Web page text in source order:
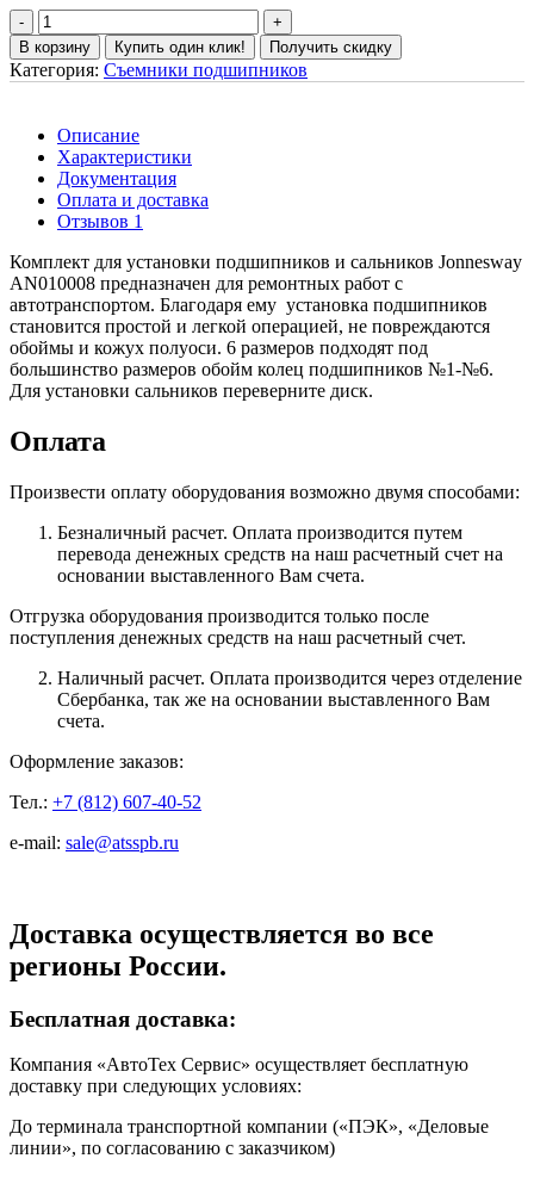
В корзину Купить один клик! Получить скидку
Категория: Съемники подшипников
Описание
Характеристики
Документация
Оплата и доставка
Отзывов 1
Комплект для установки подшипников и сальников Jonnesway
AN010008 предназначен для ремонтных работ с
автотранспортом. Благодаря ему установка подшипников
становится простой и легкой операцией, не повреждаются
обоймы и кожух полуоси. 6 размеров подходят под
большинство размеров обойм колец подшипников №1-№6.
Для установки сальников переверните диск.
Оплата
Произвести оплату оборудования возможно двумя способами:
Безналичный расчет. Оплата производится путем
перевода денежных средств на наш расчетный счет на
основании выставленного Вам счета.
Отгрузка оборудования производится только после
поступления денежных средств на наш расчетный счет.
Наличный расчет. Оплата производится через отделение
Сбербанка, так же на основании выставленного Вам
счета.
Оформление заказов:
Тел.: +7 (812) 607-40-52
e-mail: sale@atsspb.ru
Доставка осуществляется во все
регионы России.
Бесплатная доставка:
Компания «АвтоТех Сервис» осуществляет бесплатную
доставку при следующих условиях:
До терминала транспортной компании («ПЭК», «Деловые
линии», по согласованию с заказчиком)